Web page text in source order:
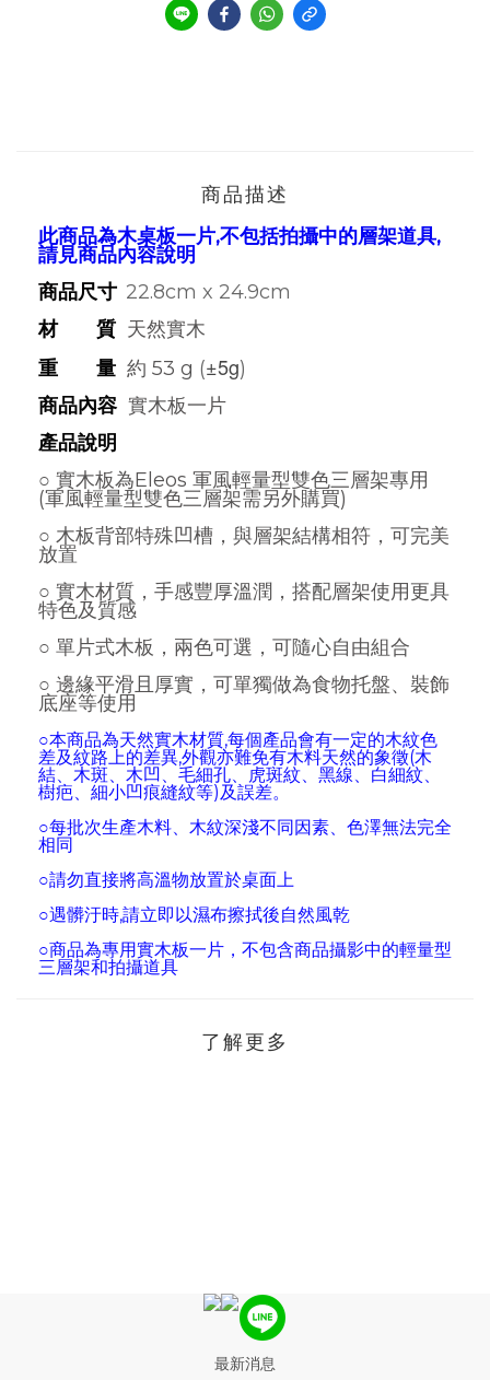
商品描述
此商品為木桌板一片,不包括拍攝中的層架道具,
請見商品內容說明
商品尺寸 22.8cm x 24.9cm
材 質 天然實木
重 量 約 53 g (±5g)
商品內容 實木板一片
產品說明
○ 實木板為Eleos 軍風輕量型雙色三層架專用
(軍風輕量型雙色三層架需另外購買)
○ 木板背部特殊凹槽，與層架結構相符，可完美
放置
○ 實木材質，手感豐厚溫潤，搭配層架使用更具
特色及質感
○ 單片式木板，兩色可選，可隨心自由組合
○ 邊緣平滑且厚實，可單獨做為食物托盤、裝飾
底座等使用
○本商品為天然實木材質,每個產品會有一定的木紋色
差及紋路上的差異,外觀亦難免有木料天然的象徵(木
結、木斑、木凹 、 毛細孔、 虎斑紋、 黑線、白細紋、
樹疤、細小凹痕縫紋等)及誤差。
○每批次生產木料、木紋深淺不同因素、色澤無法完全
相同
○請勿直接將高溫物放置於桌面上
○遇髒汙時,請立即以濕布擦拭後自然風乾
○商品為專用實木板一片，不包含商品攝影中的輕量型
三層架和拍攝道具
了解更多
最新消息